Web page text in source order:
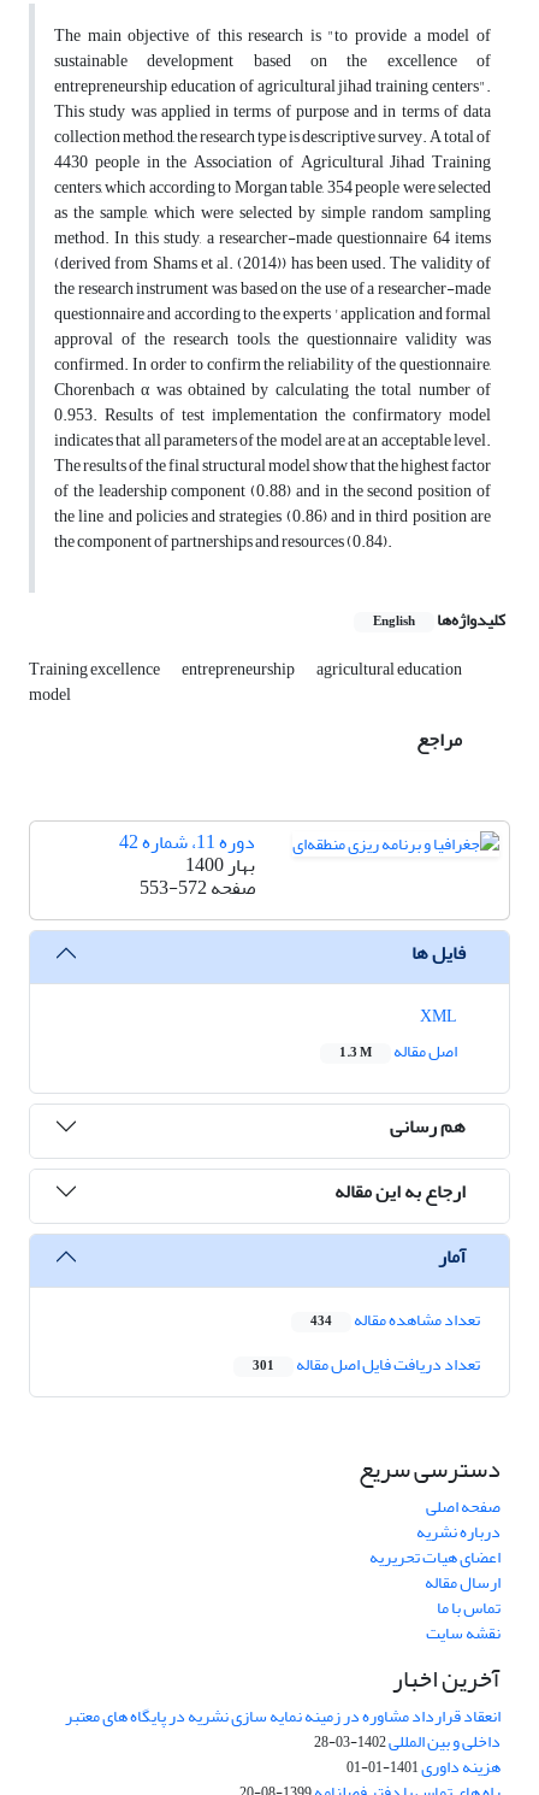
The main objective of this research is "to provide a model of
sustainable development based on the excellence of
entrepreneurship education of agricultural jihad training centers".
This study was applied in terms of purpose and in terms of data
collection method, the research type is descriptive survey. A total of
4430 people in the Association of Agricultural Jihad Training
centers, which according to Morgan table, 354 people were selected
as the sample, which were selected by simple random sampling
method. In this study, a researcher-made questionnaire 64 items
(derived from Shams et al. (2014)) has been used. The validity of
the research instrument was based on the use of a researcher-made
questionnaire and according to the experts ' application and formal
approval of the research tools, the questionnaire validity was
confirmed. In order to confirm the reliability of the questionnaire,
Chorenbach α was obtained by calculating the total number of
0.953. Results of test implementation the confirmatory model
indicates that all parameters of the model are at an acceptable level.
The results of the final structural model show that the highest factor
of the leadership component (0.88) and in the second position of
the line and policies and strategies (0.86) and in third position are
the component of partnerships and resources (0.84).
کلیدواژه‌ها English
Training excellence entrepreneurship agricultural education
model
مراجع
دوره 11، شماره 42
بهار 1400
صفحه553-572
فایل ها
اصل مقاله
1.3 M
هم رسانی
ارجاع به این مقاله
آمار
تعداد مشاهده مقاله 434
تعداد دریافت فایل اصل مقاله 301
دسترسی سریع
صفحه اصلی
درباره نشریه
اعضای هیات تحریریه
ارسال مقاله
تماس با ما
نقشه سایت
آخرین اخبار
انعقاد قرارداد مشاوره در زمینه نمایه سازی نشریه در پایگاه های معتبر
داخلی و بین المللی1402-03-28
هزینه داوری1401-01-01